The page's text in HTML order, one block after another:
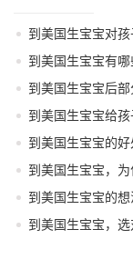
到美国生宝宝有
到美国生宝宝的
到美国生宝宝的